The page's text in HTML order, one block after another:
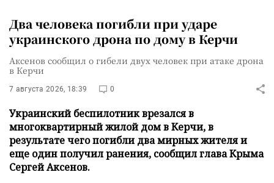
Два человека погибли при ударе
украинского дрона по дому в Керчи
Аксенов сообщил о гибели двух человек при атаке дрона
в Керчи
7 августа 2026, 18:39 0
Украинский беспилотник врезался в
многоквартирный жилой дом в Керчи, в
результате чего погибли два мирных жителя и
еще один получил ранения, сообщил глава Крыма
Сергей Аксенов.